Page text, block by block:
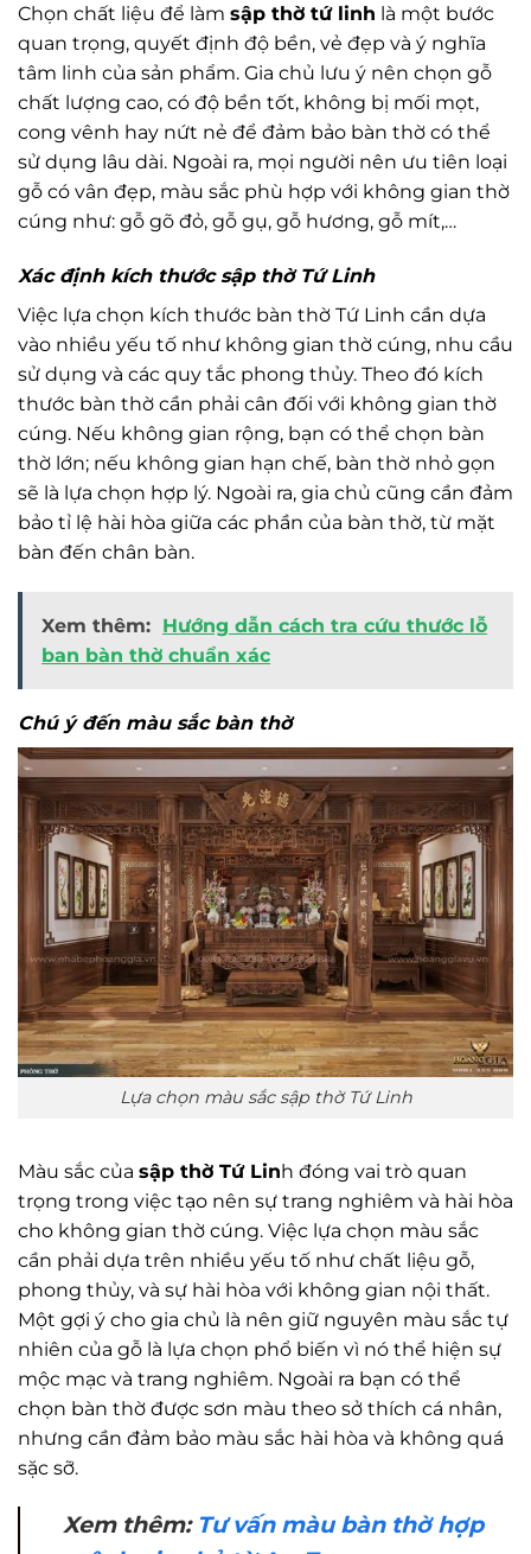
Chọn chất liệu để làm sập thờ tứ linh là một bước
quan trọng, quyết định độ bền, vẻ đẹp và ý nghĩa
tâm linh của sản phẩm. Gia chủ lưu ý nên chọn gỗ
chất lượng cao, có độ bền tốt, không bị mối mọt,
cong vênh hay nứt nẻ để đảm bảo bàn thờ có thể
sử dụng lâu dài. Ngoài ra, mọi người nên ưu tiên loại
gỗ có vân đẹp, màu sắc phù hợp với không gian thờ
cúng như: gỗ gõ đỏ, gỗ gụ, gỗ hương, gỗ mít,…
Xác định kích thước sập thờ Tứ Linh
Việc lựa chọn kích thước bàn thờ Tứ Linh cần dựa
vào nhiều yếu tố như không gian thờ cúng, nhu cầu
sử dụng và các quy tắc phong thủy. Theo đó kích
thước bàn thờ cần phải cân đối với không gian thờ
cúng. Nếu không gian rộng, bạn có thể chọn bàn
thờ lớn; nếu không gian hạn chế, bàn thờ nhỏ gọn
sẽ là lựa chọn hợp lý. Ngoài ra, gia chủ cũng cần đảm
bảo tỉ lệ hài hòa giữa các phần của bàn thờ, từ mặt
bàn đến chân bàn.
Xem thêm: Hướng dẫn cách tra cứu thước lỗ
ban bàn thờ chuẩn xác
Chú ý đến màu sắc bàn thờ
Lựa chọn màu sắc sập thờ Tứ Linh
Màu sắc của sập thờ Tứ Linh đóng vai trò quan
trọng trong việc tạo nên sự trang nghiêm và hài hòa
cho không gian thờ cúng. Việc lựa chọn màu sắc
cần phải dựa trên nhiều yếu tố như chất liệu gỗ,
phong thủy, và sự hài hòa với không gian nội thất.
Một gợi ý cho gia chủ là nên giữ nguyên màu sắc tự
nhiên của gỗ là lựa chọn phổ biến vì nó thể hiện sự
mộc mạc và trang nghiêm. Ngoài ra bạn có thể
chọn bàn thờ được sơn màu theo sở thích cá nhân,
nhưng cần đảm bảo màu sắc hài hòa và không quá
sặc sỡ.
Xem thêm: Tư vấn màu bàn thờ hợp